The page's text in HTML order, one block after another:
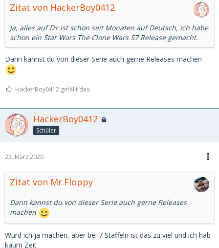
Zitat von HackerBoy0412
Ja, alles auf D+ ist schon seit Monaten auf Deutsch, ich habe
schon ein Star Wars The Clone Wars S7 Release gemacht.
Dann kannst du von dieser Serie auch gerne Releases machen
HackerBoy0412 gefällt das.
HackerBoy0412
Schüler
23. März 2020
Zitat von Mr.Floppy
Dann kannst du von dieser Serie auch gerne Releases
machen
Würd ich ja machen, aber bei 7 Staffeln ist das zu viel und ich hab
kaum Zeit